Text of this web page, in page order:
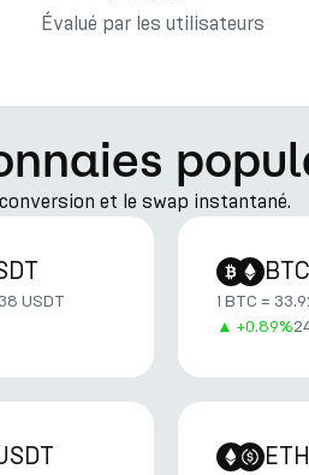
Évalué par les utilisateurs
et le swap instantané.
USDT
BTC
1 BTC =
▲ +0.89%
ETH